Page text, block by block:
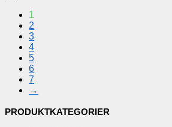
1
2
3
4
5
6
7
→
PRODUKTKATEGORIER